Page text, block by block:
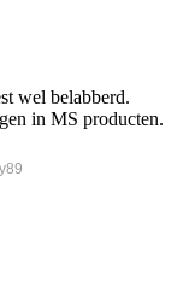
wel belabberd.
in MS producten.